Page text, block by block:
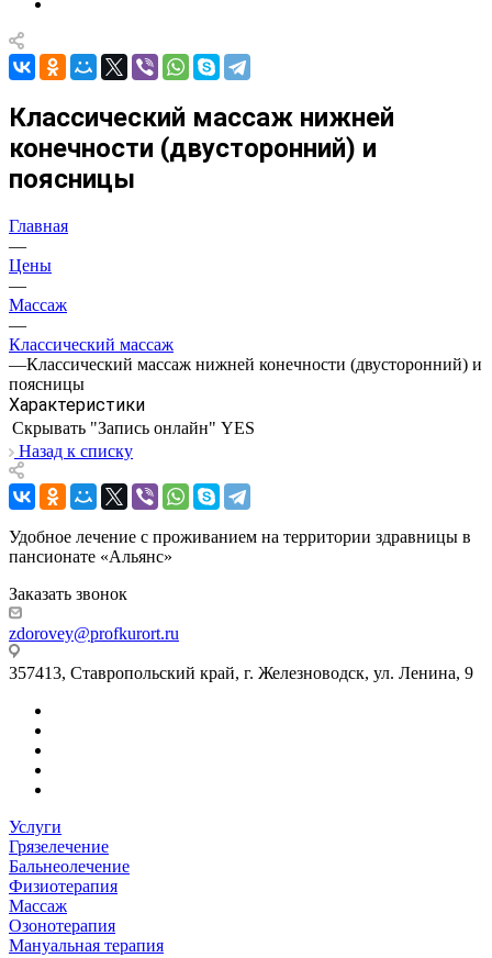
Классический массаж нижней
конечности (двусторонний) и
поясницы
Главная
—
Цены
—
Массаж
—
Классический массаж
—Классический массаж нижней конечности (двусторонний) и
поясницы
Характеристики
Скрывать "Запись онлайн" YES
Назад к списку
Удобное лечение с проживанием на территории здравницы в
пансионате «Альянс»
Заказать звонок
zdorovey@profkurort.ru
357413, Ставропольский край, г. Железноводск, ул. Ленина, 9
Услуги
Грязелечение
Бальнеолечение
Физиотерапия
Массаж
Озонотерапия
Мануальная терапия